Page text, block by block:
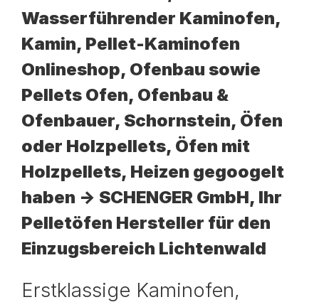
Wasserführender Kaminofen,
Kamin, Pellet-Kaminofen
Onlineshop, Ofenbau sowie
Pellets Ofen, Ofenbau &
Ofenbauer, Schornstein, Öfen
oder Holzpellets, Öfen mit
Holzpellets, Heizen gegoogelt
haben -> SCHENGER GmbH, Ihr
Pelletöfen Hersteller für den
Einzugsbereich Lichtenwald
Erstklassige Kaminofen,